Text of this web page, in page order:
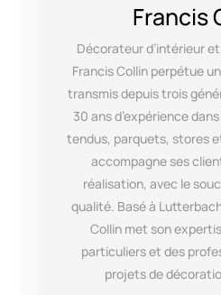
Francis
Décorateur d’intérieur
Francis Collin perpétue
transmis depuis trois
30 ans d’expérience
tendus, parquets, stores
accompagne ses
réalisation, avec le
qualité. Basé à
Collin met son
particuliers et des
projets de